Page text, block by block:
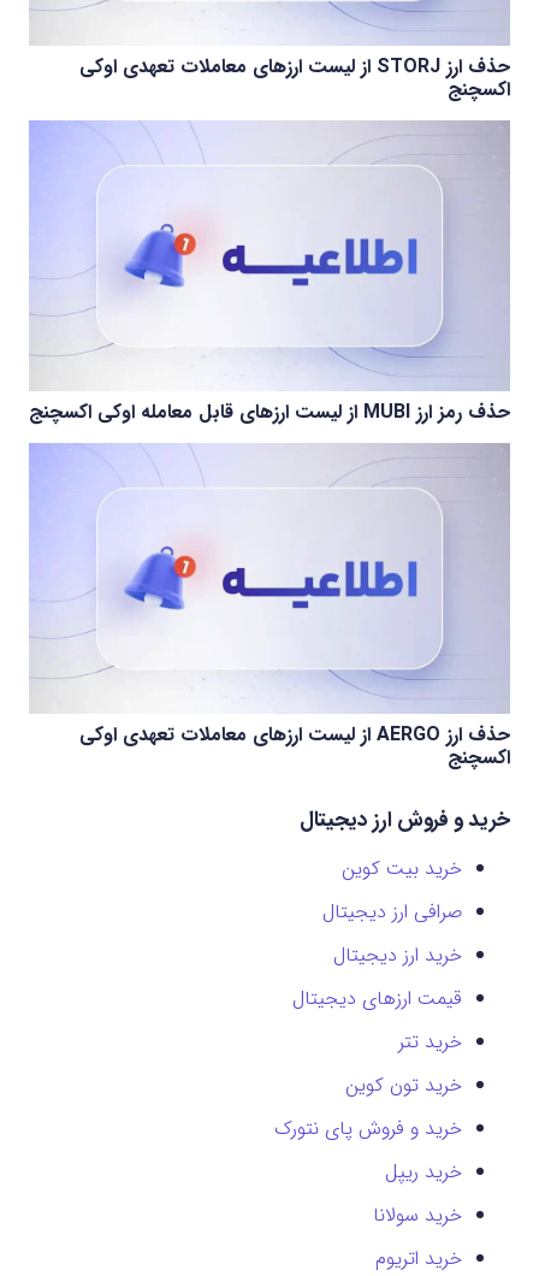
حذف ارز STORJ از لیست ارزهای معاملات تعهدی اوکی
اکسچنج
حذف رمز ارز MUBI از لیست ارزهای قابل معامله اوکی اکسچنج
حذف ارز AERGO از لیست ارزهای معاملات تعهدی اوکی
اکسچنج
خرید و فروش ارز دیجیتال
خرید بیت کوین
صرافی ارز دیجیتال
خرید ارز دیجیتال
قیمت ارزهای دیجیتال
خرید تتر
خرید تون کوین
خرید و فروش پای نتورک
خرید ریپل
خرید سولانا
خرید اتریوم